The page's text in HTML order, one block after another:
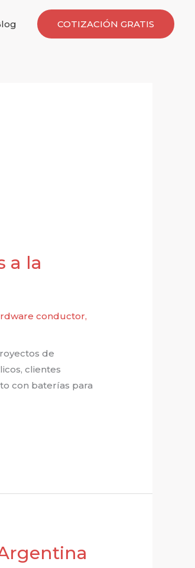
COTIZACIÓN GRATIS
a la
conductor,
de
clientes
con baterías para